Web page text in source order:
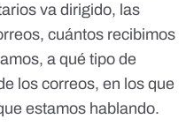
va dirigido, las
cuántos recibimos
a qué tipo de
los correos, en los que
estamos hablando.